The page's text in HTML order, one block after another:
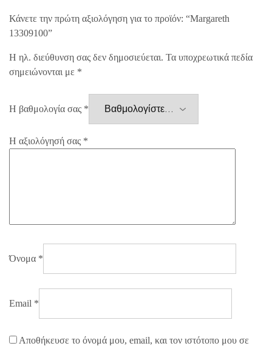
Κάνετε την πρώτη αξιολόγηση για το προϊόν: “Margareth
13309100”
Η ηλ. διεύθυνση σας δεν δημοσιεύεται. Τα υποχρεωτικά πεδία
σημειώνονται με *
Η βαθμολογία σας *
Η αξιολόγησή σας *
Όνομα *
Email *
Αποθήκευσε το όνομά μου, email, και τον ιστότοπο μου σε